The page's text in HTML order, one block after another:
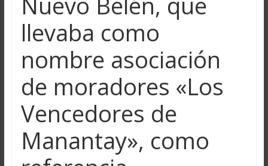
llevaba como
nombre asociación
de moradores «Los
Vencedores de
Manantay», como